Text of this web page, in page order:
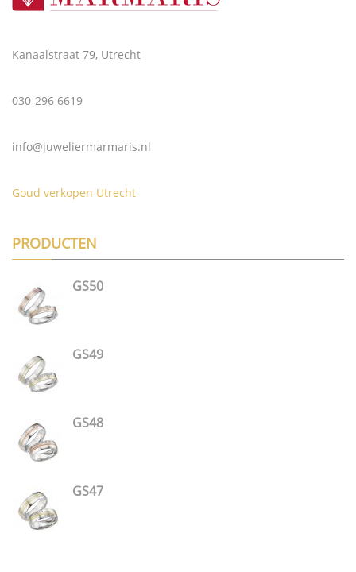
Kanaalstraat 79, Utrecht
030-296 6619
info@juweliermarmaris.nl
Goud verkopen Utrecht
PRODUCTEN
GS50
GS49
GS48
GS47